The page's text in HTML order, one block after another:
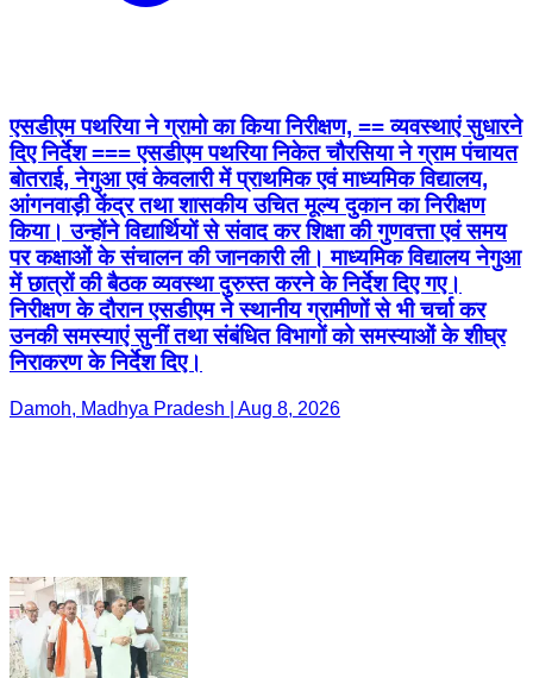
एसडीएम पथरिया ने ग्रामो का किया निरीक्षण, == व्यवस्थाएं सुधारने
दिए निर्देश === एसडीएम पथरिया निकेत चौरसिया ने ग्राम पंचायत
बोतराई, नेगुआ एवं केवलारी में प्राथमिक एवं माध्यमिक विद्यालय,
आंगनवाड़ी केंद्र तथा शासकीय उचित मूल्य दुकान का निरीक्षण
किया। उन्होंने विद्यार्थियों से संवाद कर शिक्षा की गुणवत्ता एवं समय
पर कक्षाओं के संचालन की जानकारी ली। माध्यमिक विद्यालय नेगुआ
में छात्रों की बैठक व्यवस्था दुरुस्त करने के निर्देश दिए गए।
निरीक्षण के दौरान एसडीएम ने स्थानीय ग्रामीणों से भी चर्चा कर
उनकी समस्याएं सुनीं तथा संबंधित विभागों को समस्याओं के शीघ्र
निराकरण के निर्देश दिए।
Damoh, Madhya Pradesh | Aug 8, 2026